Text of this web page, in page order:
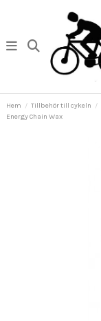
Hem Tillbehör till cykeln
Energy Chain Wax